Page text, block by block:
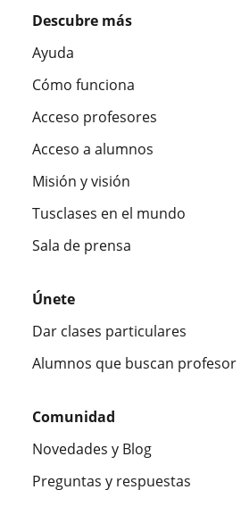
Descubre más
Ayuda
Cómo funciona
Acceso profesores
Acceso a alumnos
Misión y visión
Tusclases en el mundo
Sala de prensa
Únete
Dar clases particulares
Alumnos que buscan profesor
Comunidad
Novedades y Blog
Preguntas y respuestas